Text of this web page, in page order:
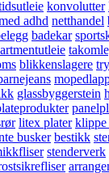
konvolutter
adhd netthandel
badekar
blikkenslagere
glassbyggerstein
litex plater klippe
busker bestikk
stenderverk